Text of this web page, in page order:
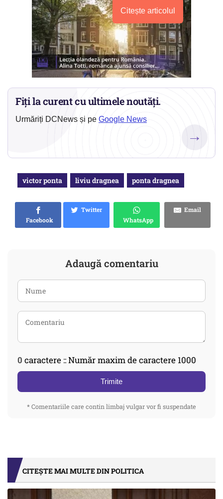
Citește articolul
Fiți la curent cu ultimele noutăți.
Urmăriți DCNews și pe Google News
→
victor ponta liviu dragnea ponta dragnea
Facebook
Twitter
WhatsApp
Email
Adaugă comentariu
0 caractere :: Număr maxim de caractere 1000
Trimite
* Comentariile care contin limbaj vulgar vor fi suspendate
CITEȘTE MAI MULTE DIN POLITICA